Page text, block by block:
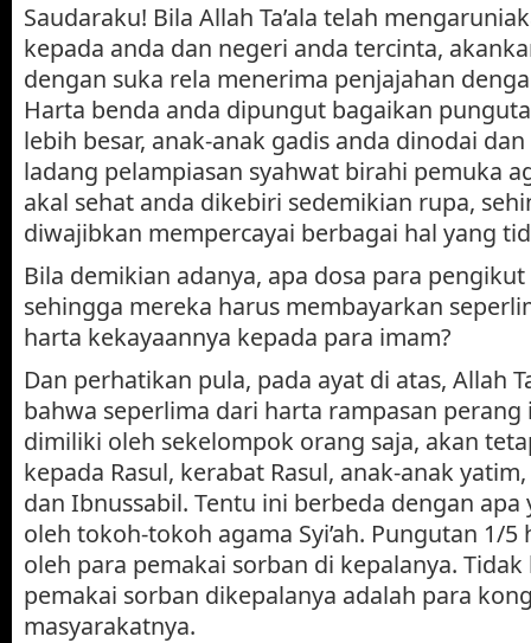
Saudaraku! Bila Allah Ta’ala telah
kepada anda dan negeri anda tercinta,
dengan suka rela menerima penjajahan
Harta benda anda dipungut bagaikan
lebih besar, anak-anak gadis anda dinodai
ladang pelampiasan syahwat birahi pemuka
akal sehat anda dikebiri sedemikian rupa,
diwajibkan mempercayai berbagai hal yang
Bila demikian adanya, apa dosa para pengikut
sehingga mereka harus membayarkan
harta kekayaannya kepada para imam?
Dan perhatikan pula, pada ayat di atas, Allah
bahwa seperlima dari harta rampasan
dimiliki oleh sekelompok orang saja, akan
kepada Rasul, kerabat Rasul, anak-anak
dan Ibnussabil. Tentu ini berbeda dengan
oleh tokoh-tokoh agama Syi’ah. Pungutan 1/
oleh para pemakai sorban di kepalanya.
pemakai sorban dikepalanya adalah para
masyarakatnya.